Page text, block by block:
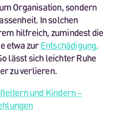
Organisation, sondern
In solchen
hilfreich, zumindest die
etwa zurEntschädigung,
lässt sich leichter Ruhe
zu verlieren.
und Kindern –